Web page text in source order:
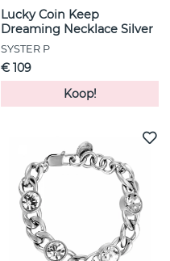
Lucky Coin Keep
Dreaming Necklace Silver
SYSTER P
€ 109
Koop!